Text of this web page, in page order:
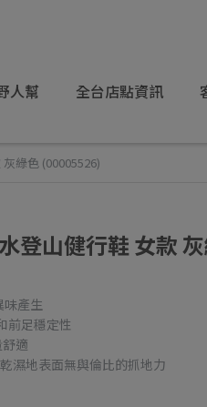
人幫 全台店點資訊
灰綠色 (00005526)
登山健行鞋 女款
產生
前足穩定性
適
濕地表面無與倫比的抓地力